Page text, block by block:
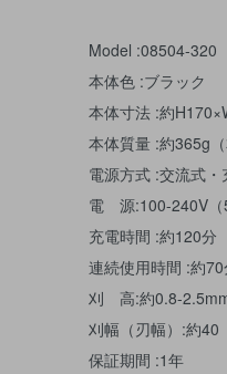
Model :08504-320
本体色 :ブラック
本体寸法 :約
本体質量 :約365g（
電源方式 :交流式・
電 源:100-240V（
充電時間 :約120分
連続使用時間 :約70
刈 高:約0.8-2.5mm
刈幅（刃幅）:約40
保証期間 :1年